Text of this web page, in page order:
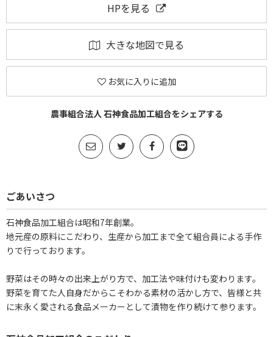
HPを見る
大きな地図で見る
お気に入りに追加
農事組合法人 石神食品加工組合をシェアする
ごあいさつ
石神食品加工組合は昭和7年創業。
地元産の原料にこだわり、生産から加工まで全て組合員による手作
りで行っております。
野菜はその時々の出来上がり方で、加工法や味付けも変わります。
野菜を育てた人自身だからこそわかる素材の活かし方で、皆様と共
に末永く愛される食品メーカーとして漬物を作り続けて参ります。